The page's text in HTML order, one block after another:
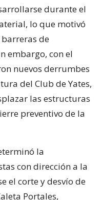
durante el
lo que motivó
de
embargo, con el
nuevos derrumbes
del Club de Yates,
las estructuras
preventivo de la
la
con dirección a la
el corte y desvío de
Portales,